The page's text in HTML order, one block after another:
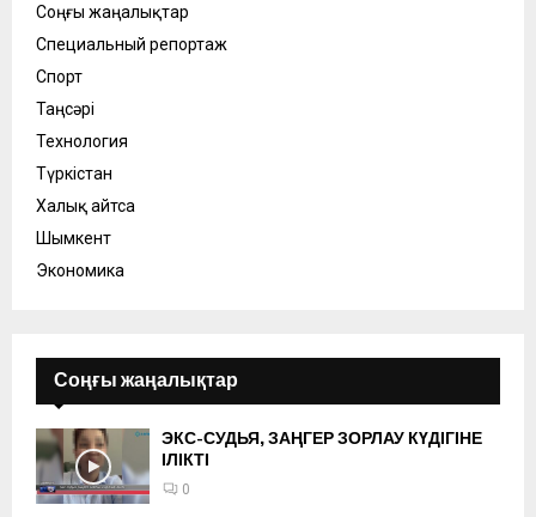
Соңғы жаңалықтар
Специальный репортаж
Спорт
Таңсәрі
Технология
Түркістан
Халық айтса
Шымкент
Экономика
Соңғы жаңалықтар
ЭКС-СУДЬЯ, ЗАҢГЕР ЗОРЛАУ КҮДІГІНЕ
ІЛІКТІ
0